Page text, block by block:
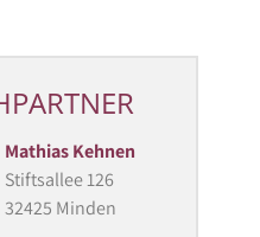
Mathias Kehnen
Stiftsallee 126
32425 Minden